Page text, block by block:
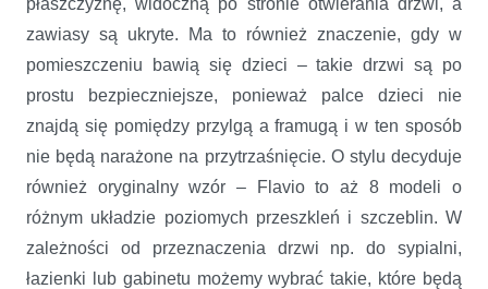
zawiasy są ukryte. Ma to również znaczenie, gdy w
pomieszczeniu bawią się dzieci – takie drzwi są po
prostu bezpieczniejsze, ponieważ palce dzieci nie
znajdą się pomiędzy przylgą a framugą i w ten sposób
nie będą narażone na przytrzaśnięcie. O stylu decyduje
również oryginalny wzór – Flavio to aż 8 modeli o
różnym układzie poziomych przeszkleń i szczeblin. W
zależności od przeznaczenia drzwi np. do sypialni,
łazienki lub gabinetu możemy wybrać takie, które będą